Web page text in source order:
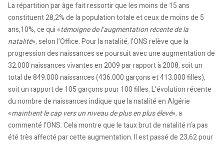
La répartition par âge fait ressortir que les moins de 15 ans
constituent 28,2% de la population totale et ceux de moins de 5
ans,10%, ce qui «témoigne de l’augmentation récente de la
natalité», selon l’Office. Pour la natalité, l’ONS relève que la
progression des naissances se poursuit avec une augmentation de
32.000 naissances vivantes en 2009 par rapport à 2008, soit un
total de 849.000 naissances (436.000 garçons et 413.000 filles),
soit un rapport de 105 garçons pour 100 filles. L’évolution récente
du nombre de naissances indique que la natalité en Algérie
«maintient le cap vers un niveau de plus en plus élevé», a
commenté l’ONS. Cela montre que le taux brut de natalité n’a pas
été très affecté par cette augmentation. Il est passé de 23,62 pour